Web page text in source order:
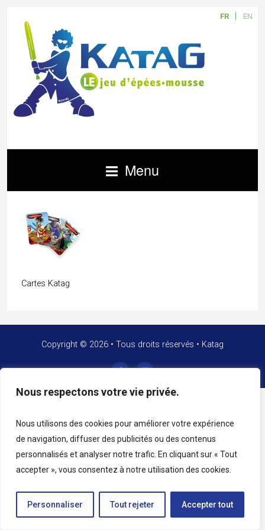
Nous respectons votre vie privée.
Nous utilisons des cookies pour améliorer votre expérience
de navigation, diffuser des publicités ou des contenus
personnalisés et analyser notre trafic. En cliquant sur « Tout
accepter », vous consentez à notre utilisation des cookies.
Personnaliser Tout rejeter Accepter tout
FR EN
Menu
Cartes Katag
Copyright © 2026 • Tous droits réservés • Katag